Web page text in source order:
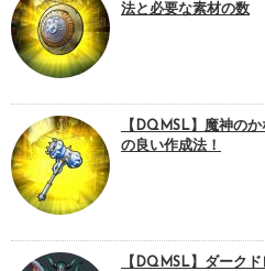
法と必要な素材の数
【DQMSL】魔神の
の良い作成法！
【DQMSL】ダーク